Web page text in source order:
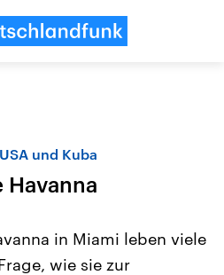
und Kuba
in Miami leben viele
wie sie zur